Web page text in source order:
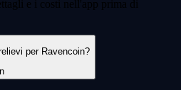
e i costi nell'app prima di
per Ravencoin?